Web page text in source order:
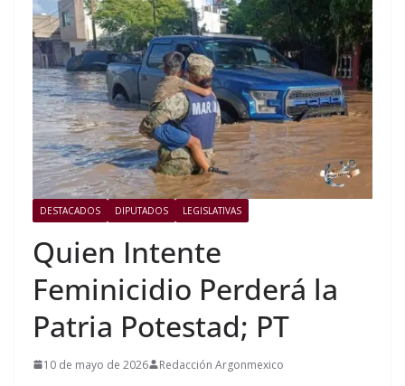
DESTACADOS DIPUTADOS LEGISLATIVAS
Quien Intente
Feminicidio Perderá la
Patria Potestad; PT
10 de mayo de 2026 Redacción Argonmexico